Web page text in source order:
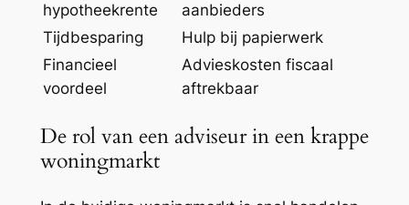
hypotheekrente
aanbieders
Tijdbesparing
Hulp bij papierwerk
Financieel
voordeel
Advieskosten fiscaal
aftrekbaar
De rol van een adviseur in een krappe
woningmarkt